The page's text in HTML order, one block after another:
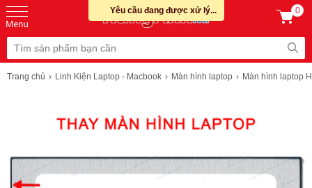
0
Trang chủ Linh Kiện Laptop - Macbook Màn hình laptop Màn hình laptop
Yêu cầu đang được xử lý...